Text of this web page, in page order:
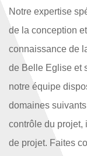
Notre expertise
de la conception
connaissance de
de Belle Eglise et
notre équipe
domaines
contrôle du projet,
de projet. Faites